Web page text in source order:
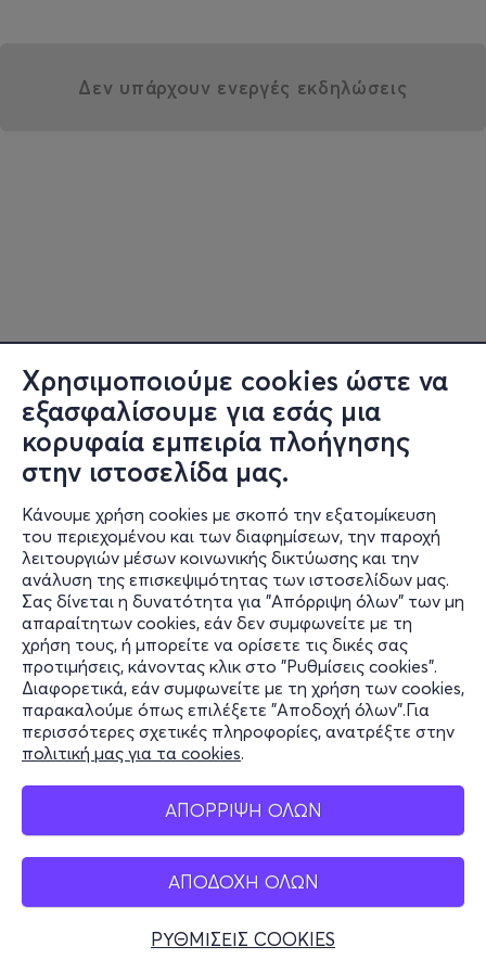
Χρησιμοποιούμε cookies ώστε να
εξασφαλίσουμε για εσάς μια
κορυφαία εμπειρία πλοήγησης
στην ιστοσελίδα μας.
Κάνουμε χρήση cookies με σκοπό την εξατομίκευση
του περιεχομένου και των διαφημίσεων, την παροχή
λειτουργιών μέσων κοινωνικής δικτύωσης και την
ανάλυση της επισκεψιμότητας των ιστοσελίδων μας.
Σας δίνεται η δυνατότητα για "Απόρριψη όλων" των μη
απαραίτητων cookies, εάν δεν συμφωνείτε με τη
χρήση τους, ή μπορείτε να ορίσετε τις δικές σας
προτιμήσεις, κάνοντας κλικ στο "Ρυθμίσεις cookies".
Διαφορετικά, εάν συμφωνείτε με τη χρήση των cookies,
παρακαλούμε όπως επιλέξετε "Αποδοχή όλων".Για
περισσότερες σχετικές πληροφορίες, ανατρέξτε στην
πολιτική μας για τα cookies.
ΑΠΟΡΡΙΨΗ ΟΛΩΝ
ΑΠΟΔΟΧΗ ΟΛΩΝ
ΡΥΘΜΙΣΕΙΣ COOKIES
Δεν υπάρχουν ενεργές εκδηλώσεις